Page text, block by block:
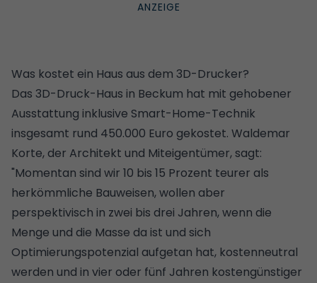
Was kostet ein Haus aus dem 3D-Drucker?
Das 3D-Druck-Haus in Beckum hat mit gehobener
Ausstattung inklusive Smart-Home-Technik
insgesamt rund 450.000 Euro gekostet. Waldemar
Korte, der Architekt und Miteigentümer, sagt:
"Momentan sind wir 10 bis 15 Prozent teurer als
herkömmliche Bauweisen, wollen aber
perspektivisch in zwei bis drei Jahren, wenn die
Menge und die Masse da ist und sich
Optimierungspotenzial aufgetan hat, kostenneutral
werden und in vier oder fünf Jahren kostengünstiger